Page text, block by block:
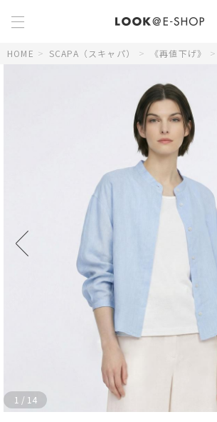
HOME > SCAPA（スキャパ） > 《再値下げ》 >
1 / 14